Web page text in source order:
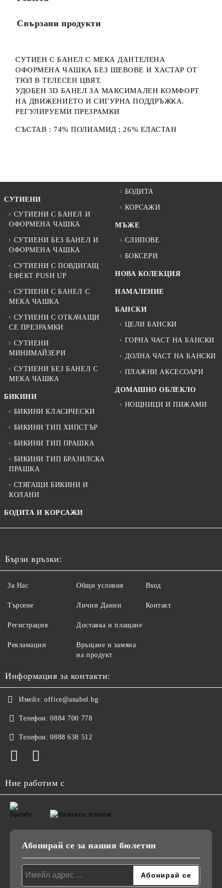
Свързани продукти
СУТИЕН С БАНЕЛ С МЕКА ДАНТЕЛЕНА
ОФОРМЕНА ЧАШКА БЕЗ ШЕВОВЕ И ХАСТАР ОТ
ТЮЛ В ТЕЛЕСЕН ЦВЯТ.
УДОБЕН 3D БАНЕЛ ЗА МАКСИМАЛЕН КОМФОРТ
НА ДВИЖЕНИЕТО И СИГУРНА ПОДДРЪЖКА.
РЕГУЛИРУЕМИ ПРЕЗРАМКИ
СЪСТАВ : 74% ПОЛИАМИД ; 26% ЕЛАСТАН
СУТИЕНИ
СУТИЕНИ С БАНЕЛ И
ОФОРМЕНА ЧАШКА
СУТИЕНИ БЕЗ БАНЕЛ И
ОФОРМЕНА ЧАШКА
СУТИЕНИ С ПОВДИГАЩ
ЕФЕКТ PUSH UP
СУТИЕНИ С БАНЕЛ С
МЕКА ЧАШКА
СУТИЕНИ С ОТКАЧАЩИ
СЕ ПРЕЗРАМКИ
СУТИЕНИ
МИНИМАЙЗЕРИ
СУТИЕНИ БЕЗ БАНЕЛ С
МЕКА ЧАШКА
БИКИНИ
БИКИНИ КЛАСИЧЕСКИ
БИКИНИ ТИП ХИПСТЪР
БИКИНИ ТИП ПРАШКА
БИКИНИ ТИП БРАЗИЛСКА
ПРАШКА
СТЯГАЩИ БИКИНИ И
КОЛАНИ
БОДИТА И КОРСАЖИ
БОДИТА
КОРСАЖИ
МЪЖЕ
СЛИПОВЕ
БОКСЕРИ
НОВА КОЛЕКЦИЯ
НАМАЛЕНИЕ
БАНСКИ
ЦЕЛИ БАНСКИ
ГОРНА ЧАСТ НА БАНСКИ
ДОЛНА ЧАСТ НА БАНСКИ
ПЛАЖНИ АКСЕСОАРИ
ДОМАШНО ОБЛЕКЛО
НОЩНИЦИ И ПИЖАМИ
Бързи връзки:
За Нас
Търсене
Регистрация
Рекламации
Общи условия
Лични Данни
Доставка и плащане
Връщане и замяна
на продукт
Вход
Контакт
Информация за контакти:
Имейл: office@anabel.bg
Телефон: 0884 700 778
Телефон: 0888 638 512
Ние работим с
Абонирай се за нашия бюлетин